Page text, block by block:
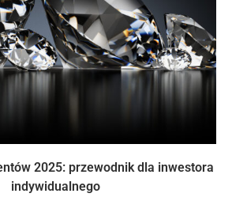
2025: przewodnik dla inwestora
indywidualnego